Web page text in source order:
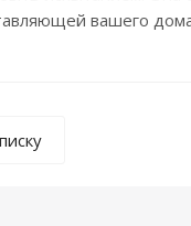
вашего